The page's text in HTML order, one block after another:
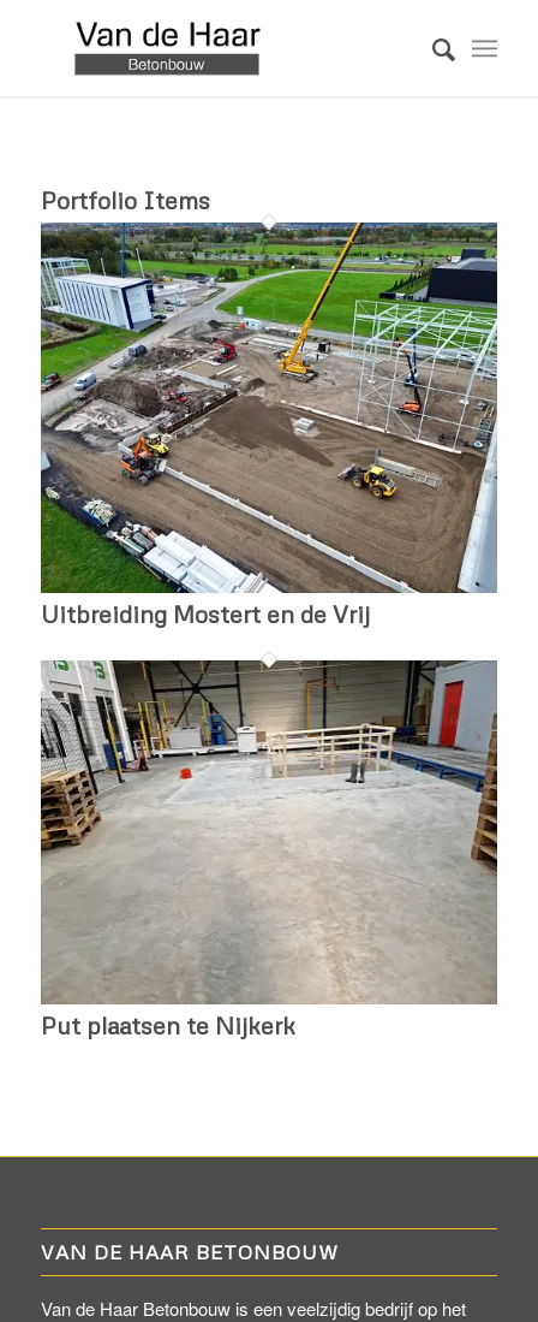
Portfolio Items
Uitbreiding Mostert en de Vrij
Put plaatsen te Nijkerk
VAN DE HAAR BETONBOUW
Van de Haar Betonbouw is een veelzijdig bedrijf op het